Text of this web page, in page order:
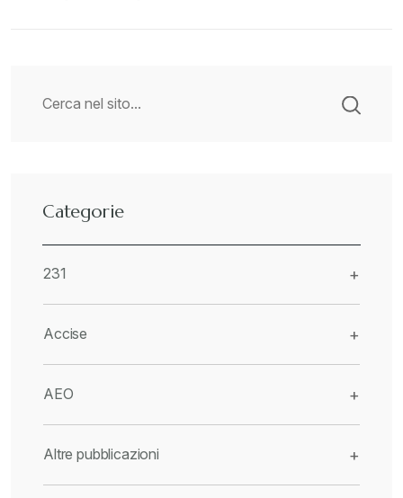
Categorie
231 +
Accise +
AEO +
Altre pubblicazioni +